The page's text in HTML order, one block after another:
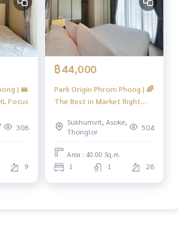
4388
#phromphongcond
#2bedroomsphromphong #duplex
#bigcondo #bigs
#luxurycondo #emsphere #
#duplex #highfloorroom
| 🚝
Focus
308
9
฿44,000
Park Origin Phrom Phong | 🌈
The Best in Market Right
BTS Phromphong | New
Focus
Sukhumvit, Asoke,
Thonglor
504
Area : 40.00 Sq.m.
1 1 28